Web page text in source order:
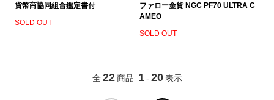
貨幣商協同組合鑑定書付
SOLD OUT
ファロー金貨 NGC PF70 ULTRA C
AMEO
SOLD OUT
全 22 商品 1 - 20 表示